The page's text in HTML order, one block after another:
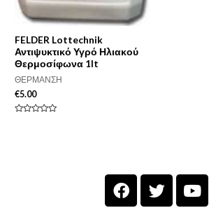
FELDER Lottechnik
Αντιψυκτικό Υγρό Ηλιακού
Θερμοσίφωνα 1lt
ΘΕΡΜΑΝΣΗ
€5.00